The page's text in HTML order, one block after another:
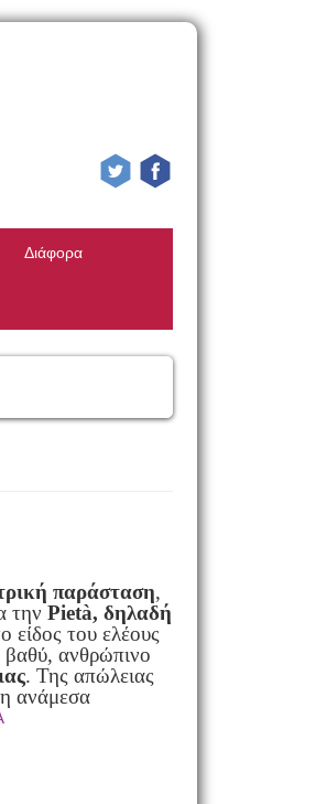
Διάφορα
παράσταση,
την Pietà, δηλαδή
είδος του ελέους
βαθύ, ανθρώπινο
. Της απώλειας
ανάμεσα